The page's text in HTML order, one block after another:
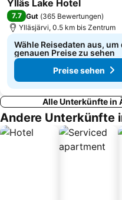
Ylläs Lake Hotel
7.7 Gut (365 Bewertungen)
Ylläsjärvi, 0.5 km bis Zentrum
Wähle Reisedaten aus, um
genauen Preise zu sehen
Preise sehen
Alle Unterkünfte in
Andere Unterkünfte